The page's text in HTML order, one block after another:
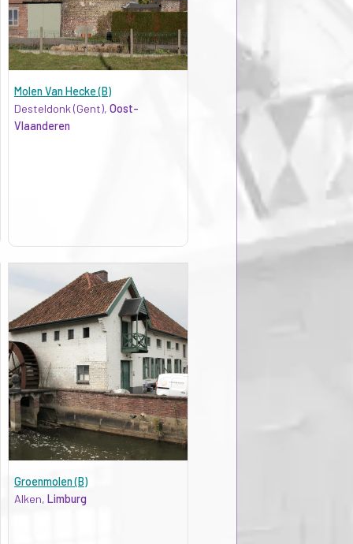
Molen Van Hecke (B)
Desteldonk (Gent), Oost-
Vlaanderen
Groenmolen (B)
Alken, Limburg